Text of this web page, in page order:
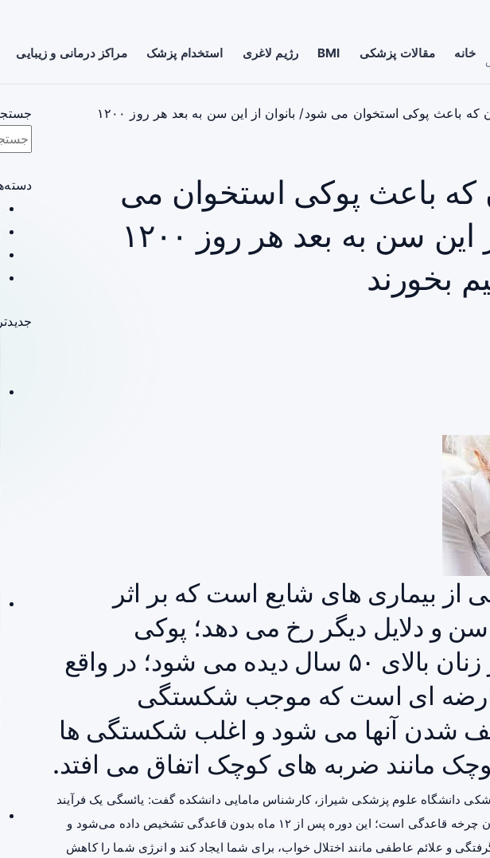
خانه مقالات پزشکی BMI رژیم لاغری استخدام پزشک مراکز درمانی و زیبایی
عاملی در زنان که باعث پوکی استخوان می شود/ بانوان از این سن به بعد هر روز ۱۲۰۰
که باعث پوکی استخوان می
شود/ بانوان از این سن به بعد هر روز ۱۲۰۰
بخورند
از بیماری های شایع است که بر اثر
و دلایل دیگر رخ می دهد؛ پوکی
استخوان اغلب در زنان بالای ۵۰ سال دیده می شود؛ در واقع
ای است که موجب شکستگی
شدن آنها می شود و اغلب شکستگی ها
مانند ضربه های کوچک اتفاق می افتد.
دانشگاه علوم پزشکی شیراز، کارشناس مامایی دانشکده گفت: یائسگی یک فرآیند
بیولوژیکی طبیعی و نشان دهنده پایان چرخه قاعدگی است؛ این دوره پس از ۱۲ ماه بدون قاعدگی تشخیص داده می‌شود و
و علائم عاطفی مانند اختلال خواب، برای شما ایجاد کند و انرژی شما را کاهش